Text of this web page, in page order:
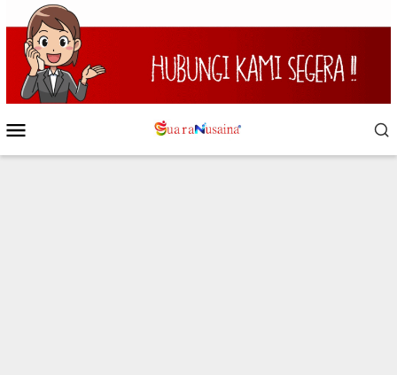
Loncat
ke
konten
Mobile